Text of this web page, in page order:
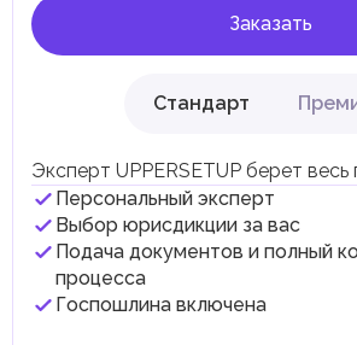
Заказать
Стандарт
Эксперт UPPERSETUP берет
Персональный эксперт
Выбор юрисдикции за вас
Подача документов и полный
процесса
Госпошлина включена